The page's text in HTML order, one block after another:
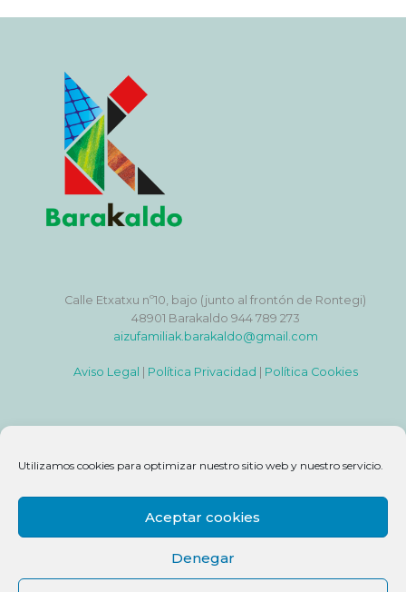
Utilizamos cookies para optimizar nuestro sitio web y nuestro servicio.
Aceptar cookies
Denegar
Calle Etxatxu nº10, bajo (junto al frontón de Rontegi)
48901 Barakaldo 944 789 273
aizufamiliak.barakaldo@gmail.com
Aviso Legal Política Privacidad Política Cookies